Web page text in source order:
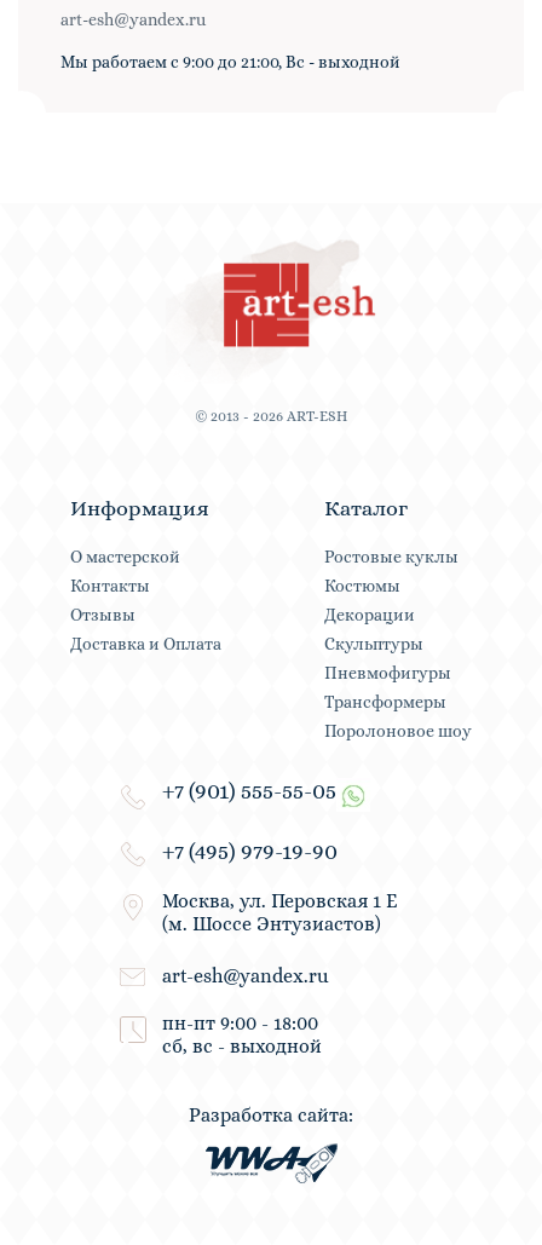
art-esh@yandex.ru
Мы работаем с 9:00 до 21:00, Вс - выходной
© 2013 - 2026 ART-ESH
Информация
О мастерской
Контакты
Отзывы
Доставка и Оплата
Каталог
Ростовые куклы
Костюмы
Декорации
Скульптуры
Пневмофигуры
Трансформеры
Поролоновое шоу
+7 (901) 555-55-05
+7 (495) 979-19-90
Москва, ул. Перовская 1 Е
(м. Шоссе Энтузиастов)
art-esh@yandex.ru
пн-пт 9:00 - 18:00
сб, вс - выходной
Разработка сайта: